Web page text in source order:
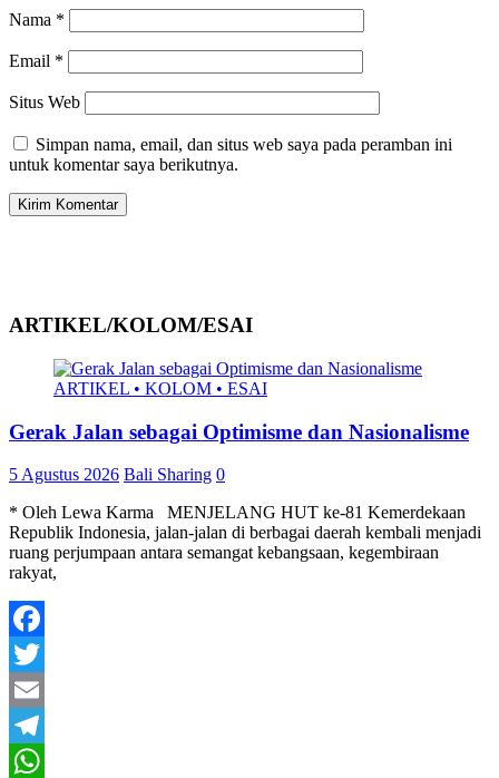
Nama *
Email *
Situs Web
Simpan nama, email, dan situs web saya pada peramban ini
untuk komentar saya berikutnya.
ARTIKEL/KOLOM/ESAI
ARTIKEL • KOLOM • ESAI
Gerak Jalan sebagai Optimisme dan Nasionalisme
5 Agustus 2026 Bali Sharing 0
* Oleh Lewa Karma MENJELANG HUT ke-81 Kemerdekaan
Republik Indonesia, jalan-jalan di berbagai daerah kembali menjadi
ruang perjumpaan antara semangat kebangsaan, kegembiraan
rakyat,
Facebook
Twitter
Email
Telegram